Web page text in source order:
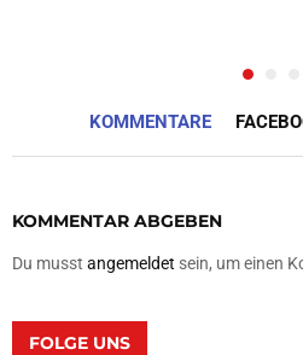
KOMMENTARE
KOMMENTAR ABGEBEN
Du musst angemeldet sein, um einen
FOLGE UNS